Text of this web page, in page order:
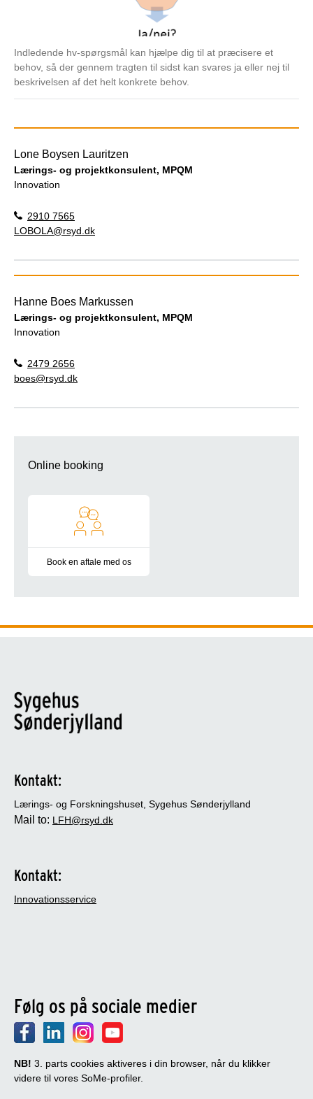
Indledende hv-spørgsmål kan hjælpe dig til at præcisere et
behov, så der gennem tragten til sidst kan svares ja eller nej til
beskrivelsen af det helt konkrete behov.
Lone Boysen Lauritzen
Lærings- og projektkonsulent, MPQM
Innovation
2910 7565
LOBOLA@rsyd.dk
Hanne Boes Markussen
Lærings- og projektkonsulent, MPQM
Innovation
2479 2656
boes@rsyd.dk
Online booking
Book en aftale med os
Kontakt:
Lærings- og Forskningshuset, Sygehus Sønderjylland
Mail to: LFH@rsyd.dk
Kontakt:
Innovationsservice
Følg os på sociale medier
NB! 3. parts cookies aktiveres i din browser, når du klikker
videre til vores SoMe-profiler.